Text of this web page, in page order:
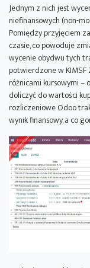
Jednym z nich jest
niefinansowych (non-
Pomiędzy przyjęciem
czasie, co powoduje
wycenie obydwu tych
potwierdzone w KIMSF
różnicami kursowymi –
doliczyć do wartości
rozliczeniowe Odoo
wynik finansowy, a co